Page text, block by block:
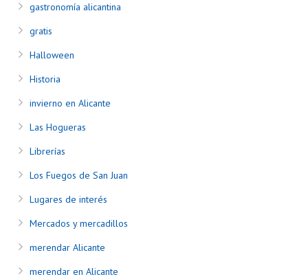
gastronomía alicantina
gratis
Halloween
Historia
invierno en Alicante
Las Hogueras
Librerías
Los Fuegos de San Juan
Lugares de interés
Mercados y mercadillos
merendar Alicante
merendar en Alicante